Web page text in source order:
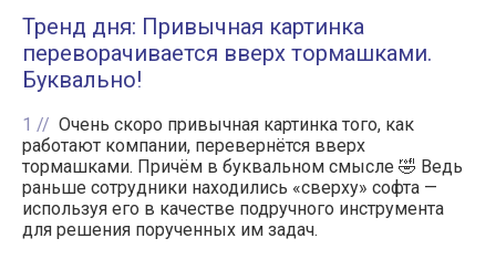
Тренд дня: Привычная картинка
переворачивается вверх тормашками.
Буквально!
1
Очень скоро привычная картинка того, как
работают компании, перевернётся вверх
тормашками. Причём в буквальном смысле 🤣 Ведь
раньше сотрудники находились «сверху» софта —
используя его в качестве подручного инструмента
для решения порученных им задач.